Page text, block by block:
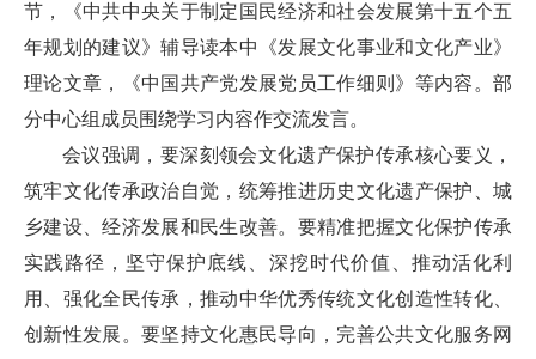
节，《中共中央关于制定国民经济和社会发展第十五个五
年规划的建议》辅导读本中《发展文化事业和文化产业》
理论文章，《中国共产党发展党员工作细则》等内容。部
分中心组成员围绕学习内容作交流发言。
会议强调，要深刻领会文化遗产保护传承核心要义，
筑牢文化传承政治自觉，统筹推进历史文化遗产保护、城
乡建设、经济发展和民生改善。要精准把握文化保护传承
实践路径，坚守保护底线、深挖时代价值、推动活化利
用、强化全民传承，推动中华优秀传统文化创造性转化、
创新性发展。要坚持文化惠民导向，完善公共文化服务网